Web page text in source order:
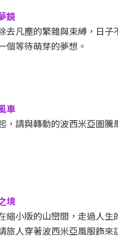
鏡
去凡塵的繁雜與束縛，日
個等待萌芽的夢想。
車
，請與轉動的波西米亞圖
境
縮小版的山巒間，走過人
旅人穿著波西米亞風服飾